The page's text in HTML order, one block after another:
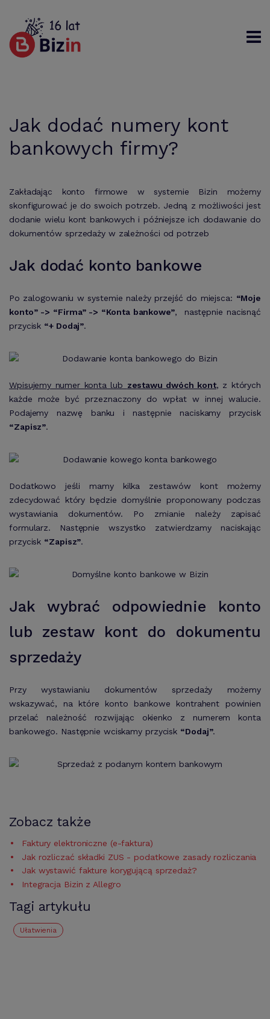
Jak dodać numery kont
bankowych firmy?
Zakładając konto firmowe w systemie Bizin możemy
skonfigurować je do swoich potrzeb. Jedną z możliwości jest
dodanie wielu kont bankowych i późniejsze ich dodawanie do
dokumentów sprzedaży w zależności od potrzeb
Jak dodać konto bankowe
Po zalogowaniu w systemie należy przejść do miejsca: “Moje
konto” -> “Firma” -> “Konta bankowe”, następnie nacisnąć
przycisk “+ Dodaj”.
Wpisujemy numer konta lub zestawu dwóch kont, z których
każde może być przeznaczony do wpłat w innej walucie.
Podajemy nazwę banku i następnie naciskamy przycisk
“Zapisz”.
Dodatkowo jeśli mamy kilka zestawów kont możemy
zdecydować który będzie domyślnie proponowany podczas
wystawiania dokumentów. Po zmianie należy zapisać
formularz. Następnie wszystko zatwierdzamy naciskając
przycisk “Zapisz”.
Jak wybrać odpowiednie konto
lub zestaw kont do dokumentu
sprzedaży
Przy wystawianiu dokumentów sprzedaży możemy
wskazywać, na które konto bankowe kontrahent powinien
przelać należność rozwijając okienko z numerem konta
bankowego. Następnie wciskamy przycisk “Dodaj”.
Zobacz także
Faktury elektroniczne (e-faktura)
Jak rozliczać składki ZUS - podatkowe zasady rozliczania
Jak wystawić fakture korygującą sprzedaż?
Integracja Bizin z Allegro
Tagi artykułu
Ułatwienia